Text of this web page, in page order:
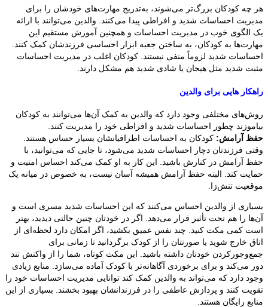
هر چه کودکان بزرگ‌تر می‌شوند، به‌تدریج مهارت‌های خودشان را برای
مدیریت احساسات شدید و افراطی پیدا می‌کنند. والدین می‌توانند با ارائه
یک الگوی خوب در مدیریت احساسات و همچنین آموزش مستقیم این
مهارت‌ها به کودکان، به ساختن جعبه ابزار احساسی فرزندشان کمک کنند.
احساسات شدید لزوماً منفی نیستند. کودکان اغلب در مدیریت احساسات
مثبت شدید مثل هیجان یا شادی شدید هم مشکل دارند.
راهکار هایی برای والدین
روش‌های مختلفی وجود دارد که والدین به کمک آن‌ها می‌توانند به کودکان
بیاموزند چطور احساسات شدید و افراطی خود را مدیریت کنند.
حفظ آرامش: کودکان به احساسات اطرافیانشان بسیار حساس هستند.
وقتی فرزندتان دچار احساسات شدید می‌شود، تا جایی که می‌توانید، با
حفظ آرامش در کنارش باشید. این کار به او کمک می‌کند احساس امنیت و
حمایت کند. البته حفظ آرامش همیشه آسان نیست، به خصوص در میانه یک
موقعیت تنش‌زا.
بسیاری از والدین احساس می‌کنند که این احساسات شدید مسری است و
آن‌ها را هم تحت تأثیر قرار می‌دهد. اگر در خودتان چنین حالتی دیدید، بهتر
است کمی مکث کنید. چند نفس عمیق بکشید، اگر امکان دارد لحظه‌ای از
اتاق خارج شوید یا صورتتان را از کودک برگردانید تا زمانی برای
جمع‌وجورکردن خودتان داشته باشید. این مکث کوتاه، شما را از واکنش تند
دور می‌کند و برای برخوردی آگاهانه‌تر با کودک آماده می‌سازد. منابع زیادی
وجود دارد که می‌تواند به والدین کمک کند توانایی مدیریت احساسات خود را
تقویت کنند و پردازش عاطفی را در فرزندانشان بهبود بخشند. بسیاری از این
منابع رایگان هستند.